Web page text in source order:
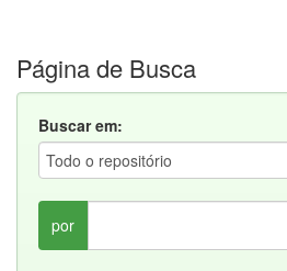
Página de Busca
Buscar em:
por